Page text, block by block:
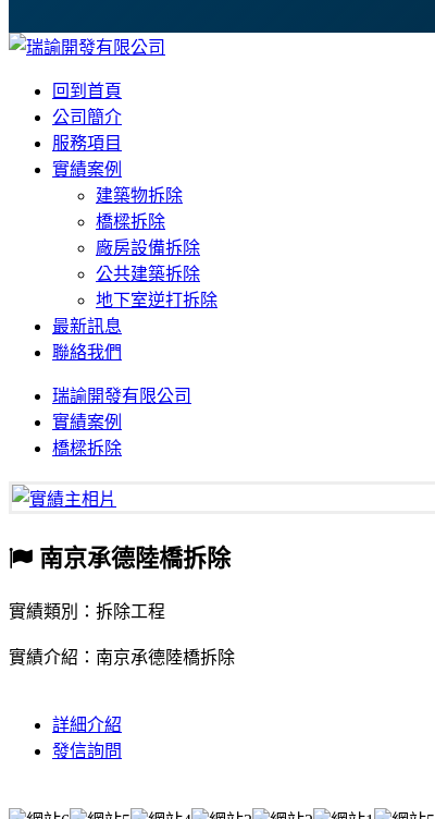
回到首頁
公司簡介
服務項目
實績案例
建築物拆除
橋樑拆除
廠房設備拆除
公共建築拆除
地下室逆打拆除
最新訊息
聯絡我們
瑞諭開發有限公司
實績案例
橋樑拆除
南京承德陸橋拆除
實績類別：拆除工程
實績介紹：南京承德陸橋拆除
詳細介紹
發信詢問